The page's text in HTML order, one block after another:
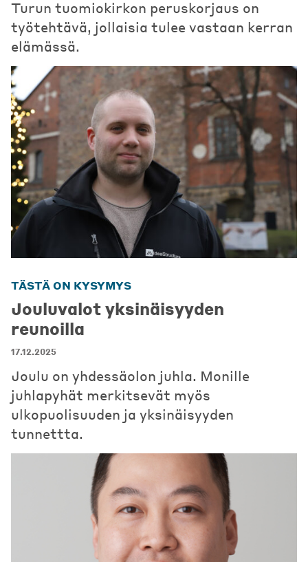
Turun tuomiokirkon peruskorjaus on
työtehtävä, jollaisia tulee vastaan kerran
elämässä.
TÄSTÄ ON KYSYMYS
Jouluvalot yksinäisyyden
reunoilla
17.12.2025
Joulu on yhdessäolon juhla. Monille
juhlapyhät merkitsevät myös
ulkopuolisuuden ja yksinäisyyden
tunnettta.